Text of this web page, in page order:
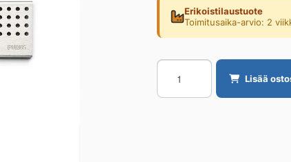
Erikoistilaustuote
Toimitusaika-arvio: 2
Ritilä
PURUS
Pearl
Lisää